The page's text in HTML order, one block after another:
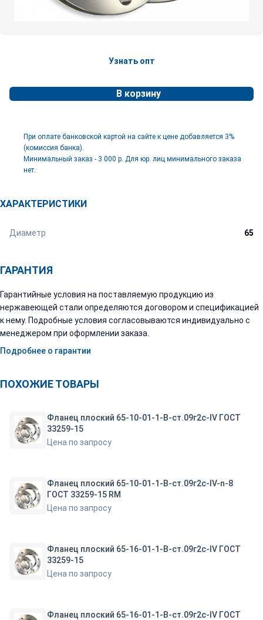
Узнать опт
В корзину
При оплате банковской картой на сайте к цене добавляется 3%
(комиссия банка).
Минимальный заказ - 3 000 р. Для юр. лиц минимального заказа
нет.
ХАРАКТЕРИСТИКИ
Диаметр 65
ГАРАНТИЯ
Гарантийные условия на поставляемую продукцию из
нержавеющей стали определяются договором и спецификацией
к нему. Подробные условия согласовываются индивидуально с
менеджером при оформлении заказа.
Подробнее о гарантии
ПОХОЖИЕ ТОВАРЫ
Фланец плоский 65-10-01-1-B-ст.09г2с-IV ГОСТ
33259-15
Цена по запросу
Фланец плоский 65-10-01-1-B-ст.09г2с-IV-n-8
ГОСТ 33259-15 RM
Цена по запросу
Фланец плоский 65-16-01-1-B-ст.09г2с-IV ГОСТ
33259-15
Цена по запросу
Фланец плоский 65-16-01-1-B-ст.09г2с-IV ГОСТ